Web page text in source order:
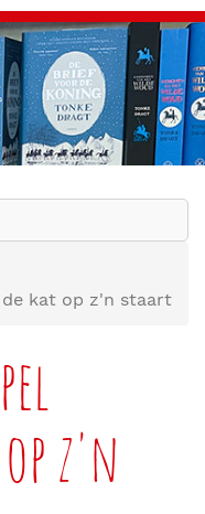
kat op z'n staart
z'n